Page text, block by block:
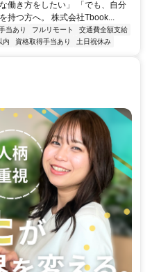
働き方をしたい」 「でも、自分
持つ方へ。 株式会社Tbook...
当あり フルリモート
交通費全額支給
内 資格取得手当あり 土日祝休み